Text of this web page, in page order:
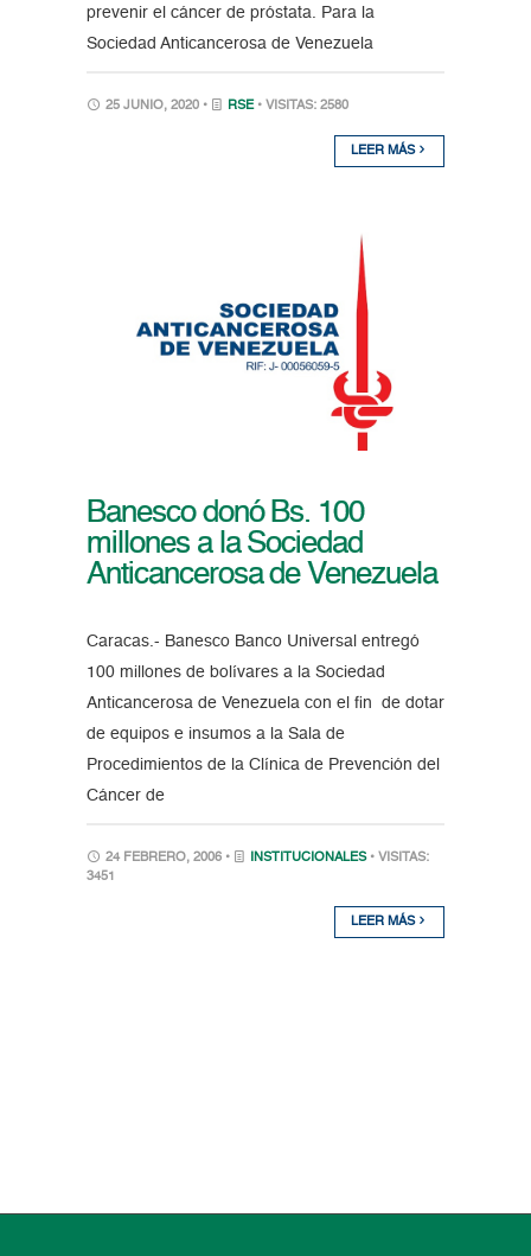
prevenir el cáncer de próstata. Para la
Sociedad Anticancerosa de Venezuela
25 JUNIO, 2020 • RSE • VISITAS: 2580
LEER MÁS
Banesco donó Bs. 100
millones a la Sociedad
Anticancerosa de Venezuela
Caracas.- Banesco Banco Universal entregó
100 millones de bolívares a la Sociedad
Anticancerosa de Venezuela con el fin de dotar
de equipos e insumos a la Sala de
Procedimientos de la Clínica de Prevención del
Cáncer de
24 FEBRERO, 2006 • INSTITUCIONALES • VISITAS:
3451
LEER MÁS